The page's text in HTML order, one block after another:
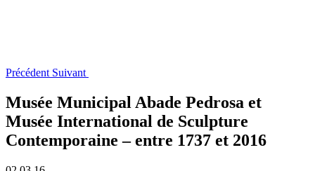
Précédent Suivant
Musée Municipal Abade Pedrosa et
Musée International de Sculpture
Contemporaine – entre 1737 et 2016